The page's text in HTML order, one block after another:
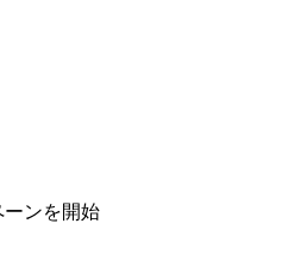
ーンを開始